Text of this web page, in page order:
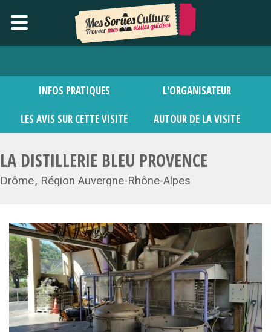
INFOS PRATIQUES L'ORGANISATEUR
LES AVIS SUR CETTE VISITE AUTOUR DE LA VISITE
LA DISTILLERIE BLEU PROVENCE
Drôme Région Auvergne-Rhône-Alpes